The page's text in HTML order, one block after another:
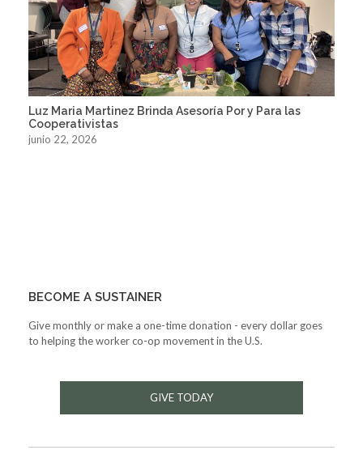
Luz Maria Martinez Brinda Asesoría Por y Para las
Cooperativistas
junio 22, 2026
BECOME A SUSTAINER
Give monthly or make a one-time donation - every dollar goes
to helping the worker co-op movement in the U.S.
GIVE TODAY